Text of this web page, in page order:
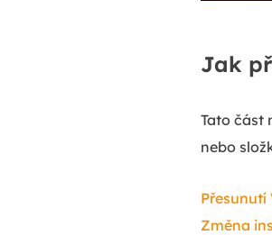
Jak
Tato část
nebo
Změna